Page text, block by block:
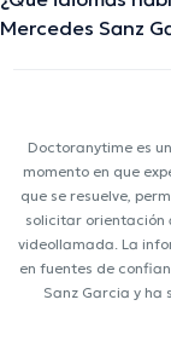
Mercedes Sanz
Doctoranytime es
momento en que
que se resuelve,
solicitar orientación
videollamada. La
en fuentes de
Sanz Garcia y ha